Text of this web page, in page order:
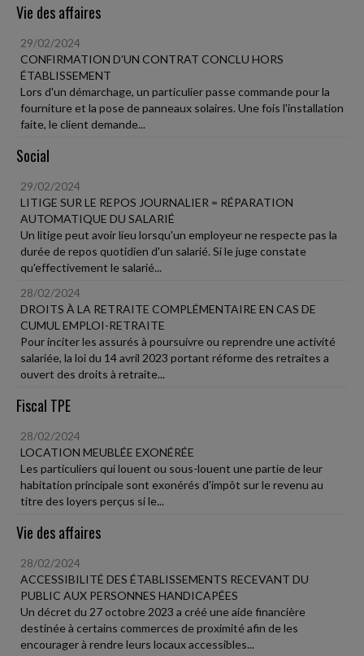
Vie des affaires
29/02/2024
CONFIRMATION D'UN CONTRAT CONCLU HORS
ÉTABLISSEMENT
Lors d'un démarchage, un particulier passe commande pour la
fourniture et la pose de panneaux solaires. Une fois l'installation
faite, le client demande...
Social
29/02/2024
LITIGE SUR LE REPOS JOURNALIER = RÉPARATION
AUTOMATIQUE DU SALARIÉ
Un litige peut avoir lieu lorsqu'un employeur ne respecte pas la
durée de repos quotidien d'un salarié. Si le juge constate
qu'effectivement le salarié...
28/02/2024
DROITS À LA RETRAITE COMPLÉMENTAIRE EN CAS DE
CUMUL EMPLOI-RETRAITE
Pour inciter les assurés à poursuivre ou reprendre une activité
salariée, la loi du 14 avril 2023 portant réforme des retraites a
ouvert des droits à retraite...
Fiscal TPE
28/02/2024
LOCATION MEUBLÉE EXONÉRÉE
Les particuliers qui louent ou sous-louent une partie de leur
habitation principale sont exonérés d'impôt sur le revenu au
titre des loyers perçus si le...
Vie des affaires
28/02/2024
ACCESSIBILITÉ DES ÉTABLISSEMENTS RECEVANT DU
PUBLIC AUX PERSONNES HANDICAPÉES
Un décret du 27 octobre 2023 a créé une aide financière
destinée à certains commerces de proximité afin de les
encourager à rendre leurs locaux accessibles...